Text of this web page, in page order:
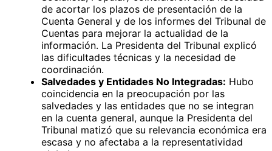
de acortar los plazos de presentación de la
Cuenta General y de los informes del Tribunal de
Cuentas para mejorar la actualidad de la
información. La Presidenta del Tribunal explicó
las dificultades técnicas y la necesidad de
coordinación.
Salvedades y Entidades No Integradas: Hubo
coincidencia en la preocupación por las
salvedades y las entidades que no se integran
en la cuenta general, aunque la Presidenta del
Tribunal matizó que su relevancia económica era
escasa y no afectaba a la representatividad